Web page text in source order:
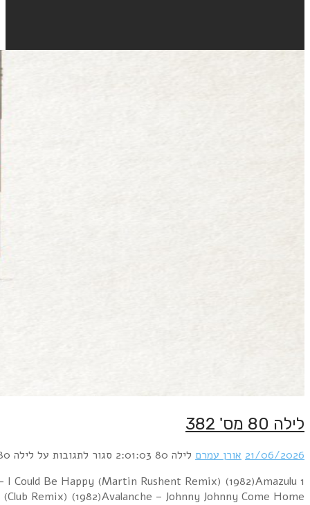
1 Heaven 17 – Temptation (Extended Mix)
– Excitable (John Morales Remix) (1986)Harold